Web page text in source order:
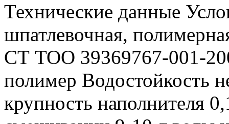
Технические данные
шпатлевочная,
СТ ТОО 39369767-001-
полимер Водостойкость
крупность наполнителя